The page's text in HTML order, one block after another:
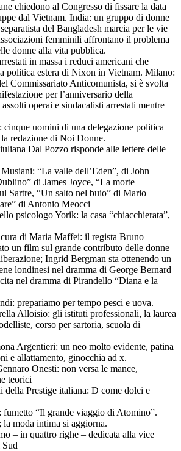
chiedono al Congresso di fissare la data
dal Vietnam. India: un gruppo di donne
del Bangladesh marcia per le vie
femminili affrontano il problema
donne alla vita pubblica.
in massa i reduci americani che
politica estera di Nixon in Vietnam. Milano:
Commissariato Anticomunista, si è svolta
per l’anniversario della
operai e sindacalisti arrestati mentre
cinque uomini di una delegazione politica
redazione di Noi Donne.
Dal Pozzo risponde alle lettere delle
“La valle dell’Eden”, di John
di James Joyce, “La morte
Sartre, “Un salto nel buio” di Mario
di Antonio Meocci
psicologo Yorik: la casa “chiacchierata”,
di Maria Maffei: il regista Bruno
un film sul grande contributo delle donne
Ingrid Bergman sta ottenendo un
londinesi nel dramma di George Bernard
nel dramma di Pirandello “Diana e la
prepariamo per tempo pesci e uova.
Alloisio: gli istituti professionali, la laurea
corso per sartoria, scuola di
Argentieri: un neo molto evidente, patina
e allattamento, ginocchia ad x.
Onesti: non versa le mance,
teorici
Prestige italiana: D come dolci e
fumetto “Il grande viaggio di Atomino”.
moda intima si aggiorna.
– in quattro righe – dedicata alla vice
Sud